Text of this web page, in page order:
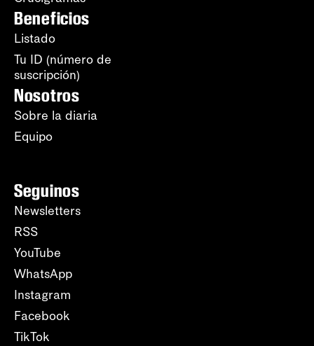
Beneficios
Listado
Tu ID (número de
suscripción)
Nosotros
Sobre la diaria
Equipo
Seguinos
Newsletters
RSS
YouTube
WhatsApp
Instagram
Facebook
TikTok